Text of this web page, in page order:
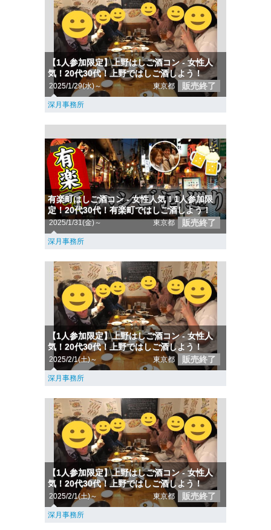
【1人参加限定】上野はしご酒コン - 女性人
気！20代30代！上野ではしご酒しよう！
2025/1/29(水)～ 東京都 販売終了
深月事務所
有楽町はしご酒コン - 女性人気！1人参加限
定！20代30代！有楽町ではしご酒しよう！
2025/1/31(金)～ 東京都 販売終了
深月事務所
【1人参加限定】上野はしご酒コン - 女性人
気！20代30代！上野ではしご酒しよう！
2025/2/1(土)～ 東京都 販売終了
深月事務所
【1人参加限定】上野はしご酒コン - 女性人
気！20代30代！上野ではしご酒しよう！
2025/2/1(土)～ 東京都 販売終了
深月事務所